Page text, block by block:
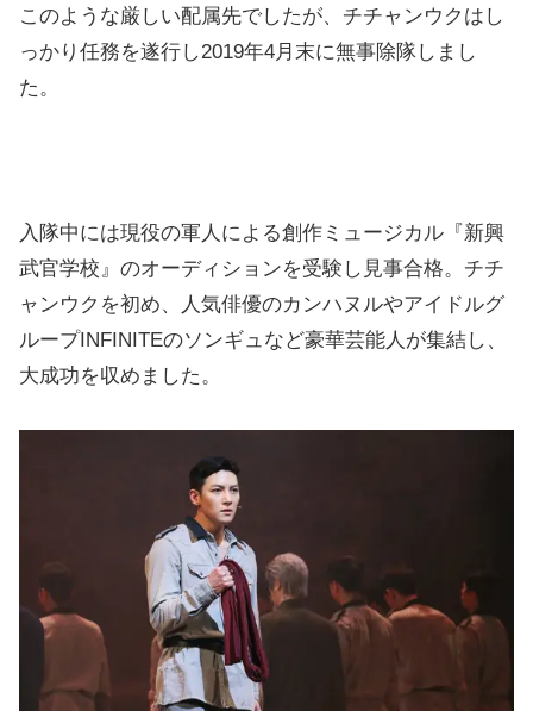
このような厳しい配属先でしたが、チチャンウクはし
っかり任務を遂行し2019年4月末に無事除隊しまし
た。
入隊中には現役の軍人による創作ミュージカル『新興
武官学校』のオーディションを受験し見事合格。チチ
ャンウクを初め、人気俳優のカンハヌルやアイドルグ
ループINFINITEのソンギュなど豪華芸能人が集結し、
大成功を収めました。